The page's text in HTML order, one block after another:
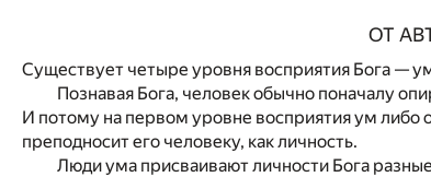
ОТ
Существует четыре уровня восприятия Бога —
Познавая Бога, человек обычно поначалу
И потому на первом уровне восприятия ум либо
преподносит его человеку, как личность.
Люди ума присваивают личности Бога